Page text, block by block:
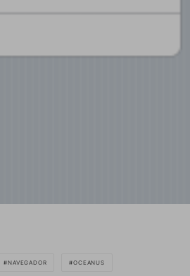
NAVEGADOR OCEANUS